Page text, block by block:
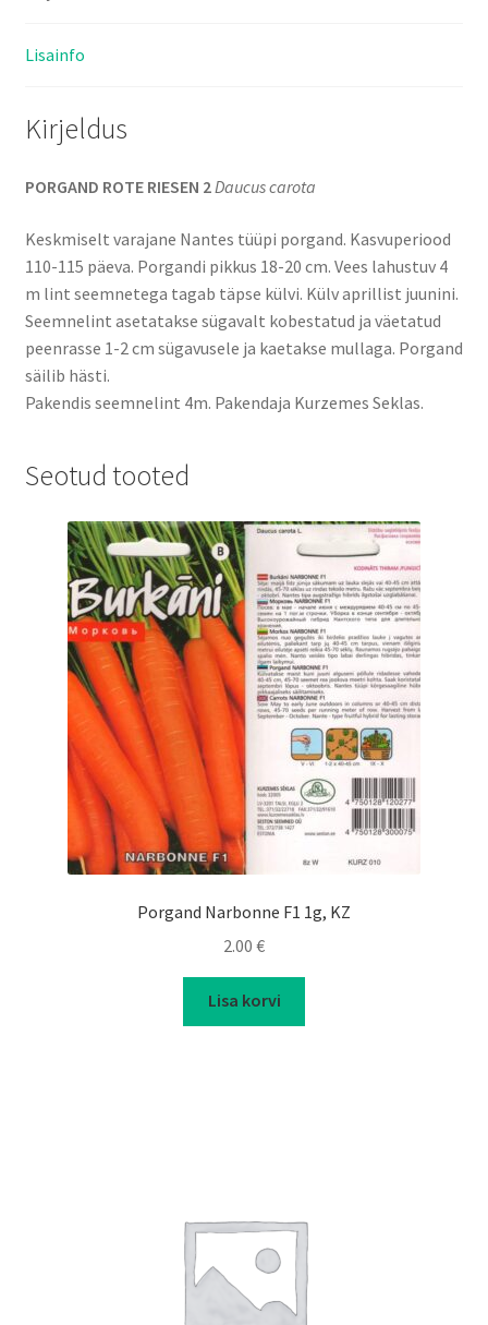
Lisainfo
Kirjeldus
PORGAND ROTE RIESEN 2Daucus carota
Keskmiselt varajane Nantes tüüpi porgand. Kasvuperiood
110-115 päeva. Porgandi pikkus 18-20 cm. Vees lahustuv 4
m lint seemnetega tagab täpse külvi. Külv aprillist juunini.
Seemnelint asetatakse sügavalt kobestatud ja väetatud
peenrasse 1-2 cm sügavusele ja kaetakse mullaga. Porgand
säilib hästi.
Pakendis seemnelint 4m. Pakendaja Kurzemes Seklas.
Seotud tooted
Porgand Narbonne F1 1g, KZ
2.00 €
Lisa korvi